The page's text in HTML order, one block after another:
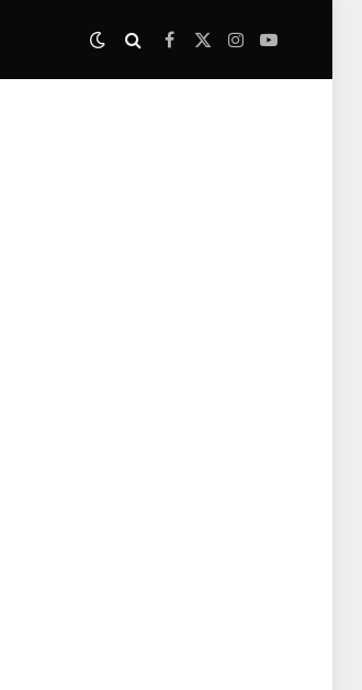
Facebook
X
Instagram
YouTube